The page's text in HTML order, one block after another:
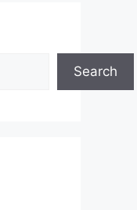
Search